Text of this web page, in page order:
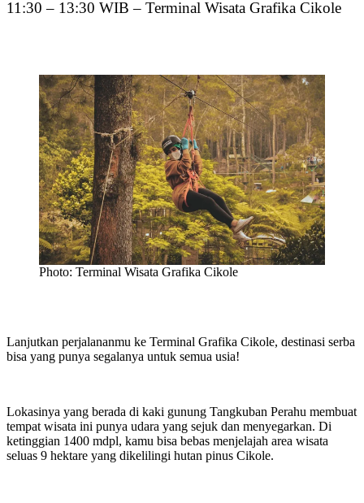
11:30 – 13:30 WIB – Terminal Wisata Grafika Cikole
Photo: Terminal Wisata Grafika Cikole
Lanjutkan perjalananmu ke Terminal Grafika Cikole, destinasi serba
bisa yang punya segalanya untuk semua usia!
Lokasinya yang berada di kaki gunung Tangkuban Perahu membuat
tempat wisata ini punya udara yang sejuk dan menyegarkan. Di
ketinggian 1400 mdpl, kamu bisa bebas menjelajah area wisata
seluas 9 hektare yang dikelilingi hutan pinus Cikole.